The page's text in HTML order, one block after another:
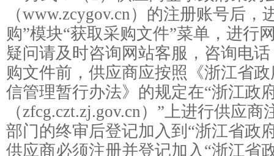
（www.zcygov.cn）的注册账号后
购”模块“获取采购文件”菜单，进行
疑问请及时咨询网站客服，咨询电
购文件前，供应商应按照《浙江省
信管理暂行办法》的规定在“浙江政
（zfcg.czt.zj.gov.cn）”上进行供应
部门的终审后登记加入到“浙江省政
供应商必须注册并登记加入“浙江省